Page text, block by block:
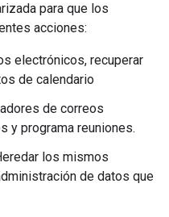
para que los
acciones:
electrónicos, recuperar
de calendario
de correos
y programa reuniones.
los mismos
de datos que